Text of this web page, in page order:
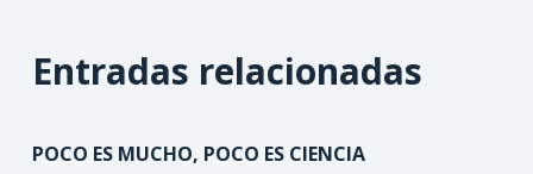
Entradas relacionadas
POCO ES MUCHO, POCO ES CIENCIA